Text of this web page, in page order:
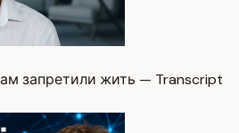
запретили жить — Transcript